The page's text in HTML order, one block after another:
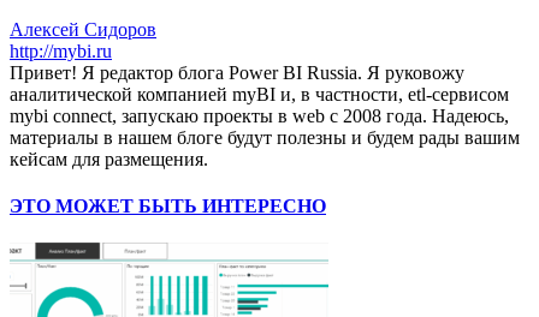
Алексей Сидоров
http://mybi.ru
Привет! Я редактор блога Power BI Russia. Я руковожу
аналитической компанией myBI и, в частности, etl-сервисом
mybi connect, запускаю проекты в web с 2008 года. Надеюсь,
материалы в нашем блоге будут полезны и будем рады вашим
кейсам для размещения.
ЭТО МОЖЕТ БЫТЬ ИНТЕРЕСНО